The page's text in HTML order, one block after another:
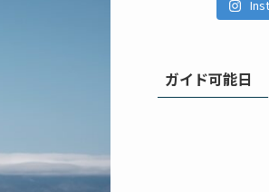
ガイド可能日